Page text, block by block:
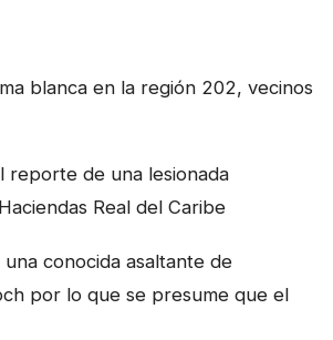
blanca en la región 202, vecinos
reporte de una lesionada
Real del Caribe
conocida asaltante de
por lo que se presume que el